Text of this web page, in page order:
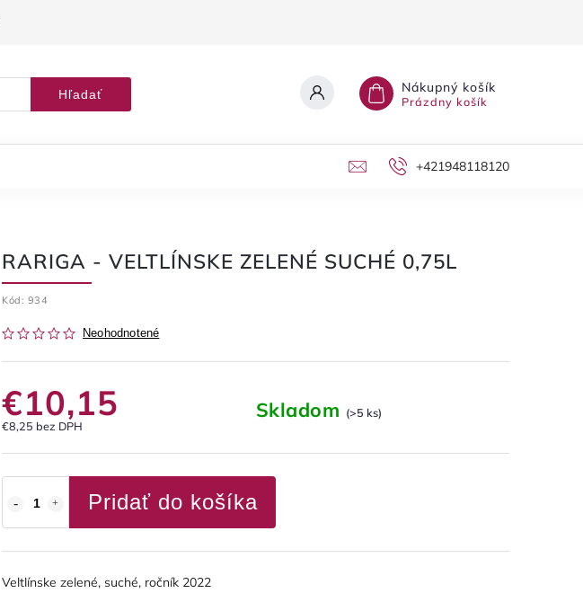
Hľadať Nákupný košík
Prázdny košík
+421948118120
RARIGA - VELTLÍNSKE ZELENÉ SUCHÉ 0,75L
Kód: 934
Neohodnotené
€10,15
€8,25 bez DPH
Skladom (>5 ks)
Pridať do košíka
Veltlínske zelené, suché, ročník 2022